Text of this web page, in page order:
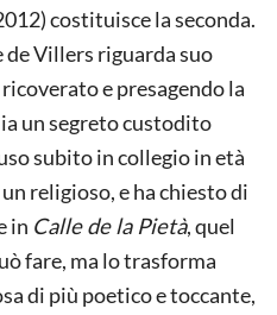
costituisce la seconda.
de Villers riguarda suo
e presagendo la
un segreto custodito
subito in collegio in età
religioso, e ha chiesto di
in Calle de la Pietà, quel
fare, ma lo trasforma
di più poetico e toccante,